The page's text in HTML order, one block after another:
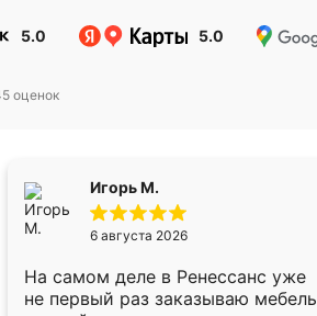
5.0 5.0
оценок
Игорь М.
6 августа 2026
На самом деле в Ренессанс уже
не первый раз заказываю мебель